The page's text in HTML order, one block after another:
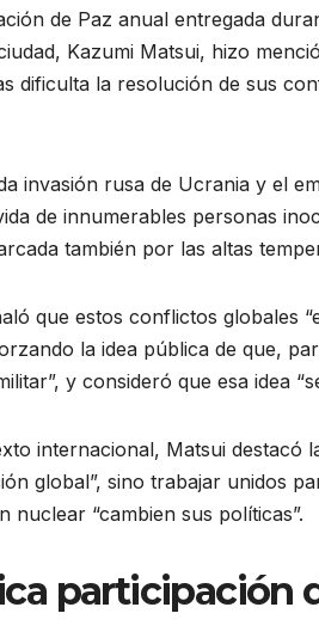
de Paz anual entregada
Kazumi Matsui, hizo
dificulta la resolución de sus
invasión rusa de Ucrania y el
de innumerables personas
también por las altas
que estos conflictos globales
la idea pública de que,
y consideró que esa idea
internacional, Matsui destacó
global”, sino trabajar unidos
nuclear “cambien sus políticas”.
participación